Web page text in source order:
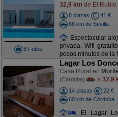
8 Fotos
32,9 km de El Rubio
8 plazas
41 €
68 km de Sevilla
Espectacular
privada. Wifi
pocos minutos de la
Lagar Los
Casa Rural en
(Córdoba) a 32,9
14 plazas
22 €
60 km de Córdoba
El Lagar